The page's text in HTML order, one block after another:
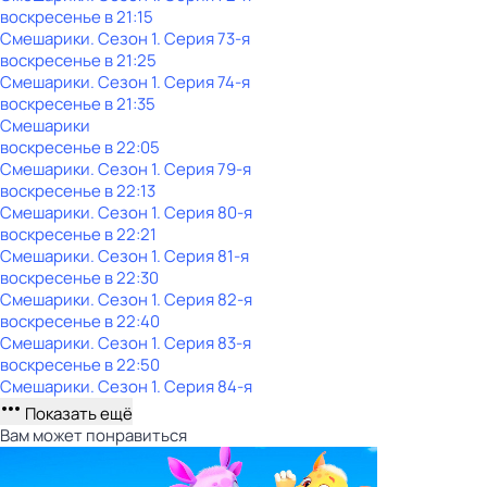
воскресенье в21:15
Смешарики. Сезон 1. Серия 73-я
воскресенье в21:25
Смешарики. Сезон 1. Серия 74-я
воскресенье в21:35
Смешарики
воскресенье в22:05
Смешарики. Сезон 1. Серия 79-я
воскресенье в22:13
Смешарики. Сезон 1. Серия 80-я
воскресенье в22:21
Смешарики. Сезон 1. Серия 81-я
воскресенье в22:30
Смешарики. Сезон 1. Серия 82-я
воскресенье в22:40
Смешарики. Сезон 1. Серия 83-я
воскресенье в22:50
Смешарики. Сезон 1. Серия 84-я
Показать ещё
Вам может понравиться